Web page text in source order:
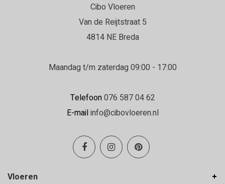
Cibo Vloeren
Van de Reijtstraat 5
4814 NE Breda
Maandag t/m zaterdag 09:00 - 17:00
Telefoon076 587 04 62
E-mailinfo@cibovloeren.nl
Vloeren